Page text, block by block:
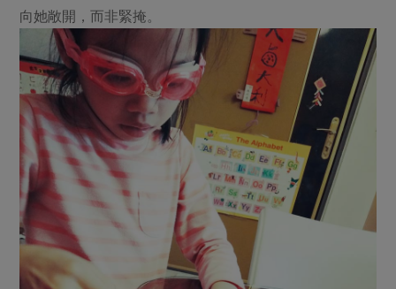
優惠專區
素食專區
樂齡友善
高麗菜海鮮煎餅
地區活動
社務會議 地區活動
活動報下載
向她敞開，而非緊掩。